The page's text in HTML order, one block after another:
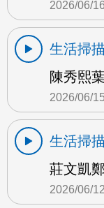
2026/06/16
生活掃描
陳秀熙
2026/06/15
生活掃描
莊文凱
2026/06/12